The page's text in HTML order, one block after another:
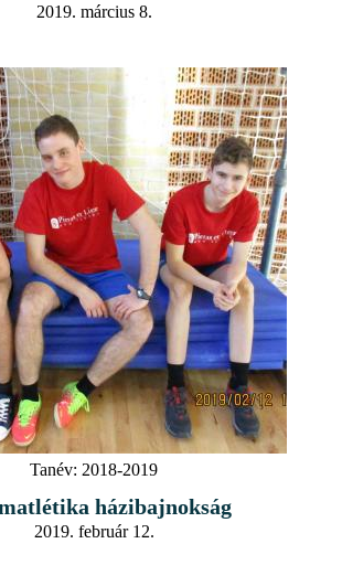
2019. március 8.
Tanév: 2018-2019
házibajnokság
2019. február 12.